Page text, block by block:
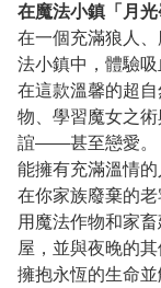
在魔法小鎮「月
在一個充滿狼人
法小鎮中，體驗吸
在這款溫馨的超
物、學習魔女之
誼——甚至戀愛。
能擁有充滿溫情的
在你家族廢棄的老
用魔法作物和家
屋，並與夜晚的其
擁抱永恆的生命